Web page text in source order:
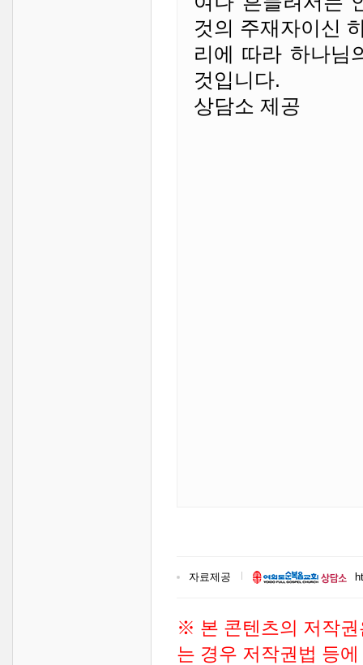
것의 주재자이신
리에 따라 하나님
것입니다.
상담소 제공
자료제공
※ 본 콘텐츠의 저작권
는 경우 저작권법 등